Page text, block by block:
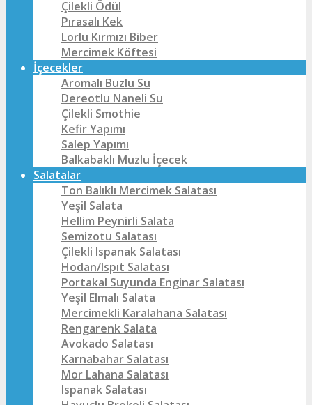
Çilekli Ödül
Pırasalı Kek
Lorlu Kırmızı Biber
Mercimek Köftesi
İçecekler
Aromalı Buzlu Su
Dereotlu Naneli Su
Çilekli Smothie
Kefir Yapımı
Salep Yapımı
Balkabaklı Muzlu İçecek
Salatalar
Ton Balıklı Mercimek Salatası
Yeşil Salata
Hellim Peynirli Salata
Semizotu Salatası
Çilekli Ispanak Salatası
Hodan/Ispıt Salatası
Portakal Suyunda Enginar Salatası
Yeşil Elmalı Salata
Mercimekli Karalahana Salatası
Rengarenk Salata
Avokado Salatası
Karnabahar Salatası
Mor Lahana Salatası
Ispanak Salatası